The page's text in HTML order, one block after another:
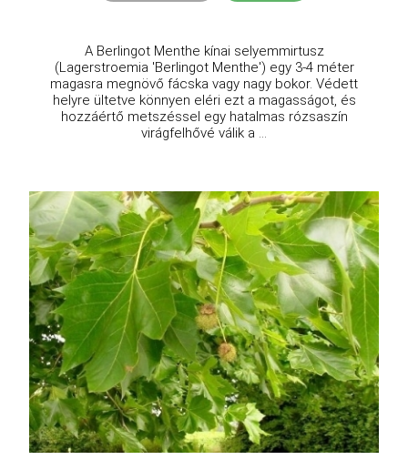
A Berlingot Menthe kínai selyemmirtusz
(Lagerstroemia 'Berlingot Menthe') egy 3-4 méter
magasra megnövő fácska vagy nagy bokor. Védett
helyre ültetve könnyen eléri ezt a magasságot, és
hozzáértő metszéssel egy hatalmas rózsaszín
virágfelhővé válik a ...